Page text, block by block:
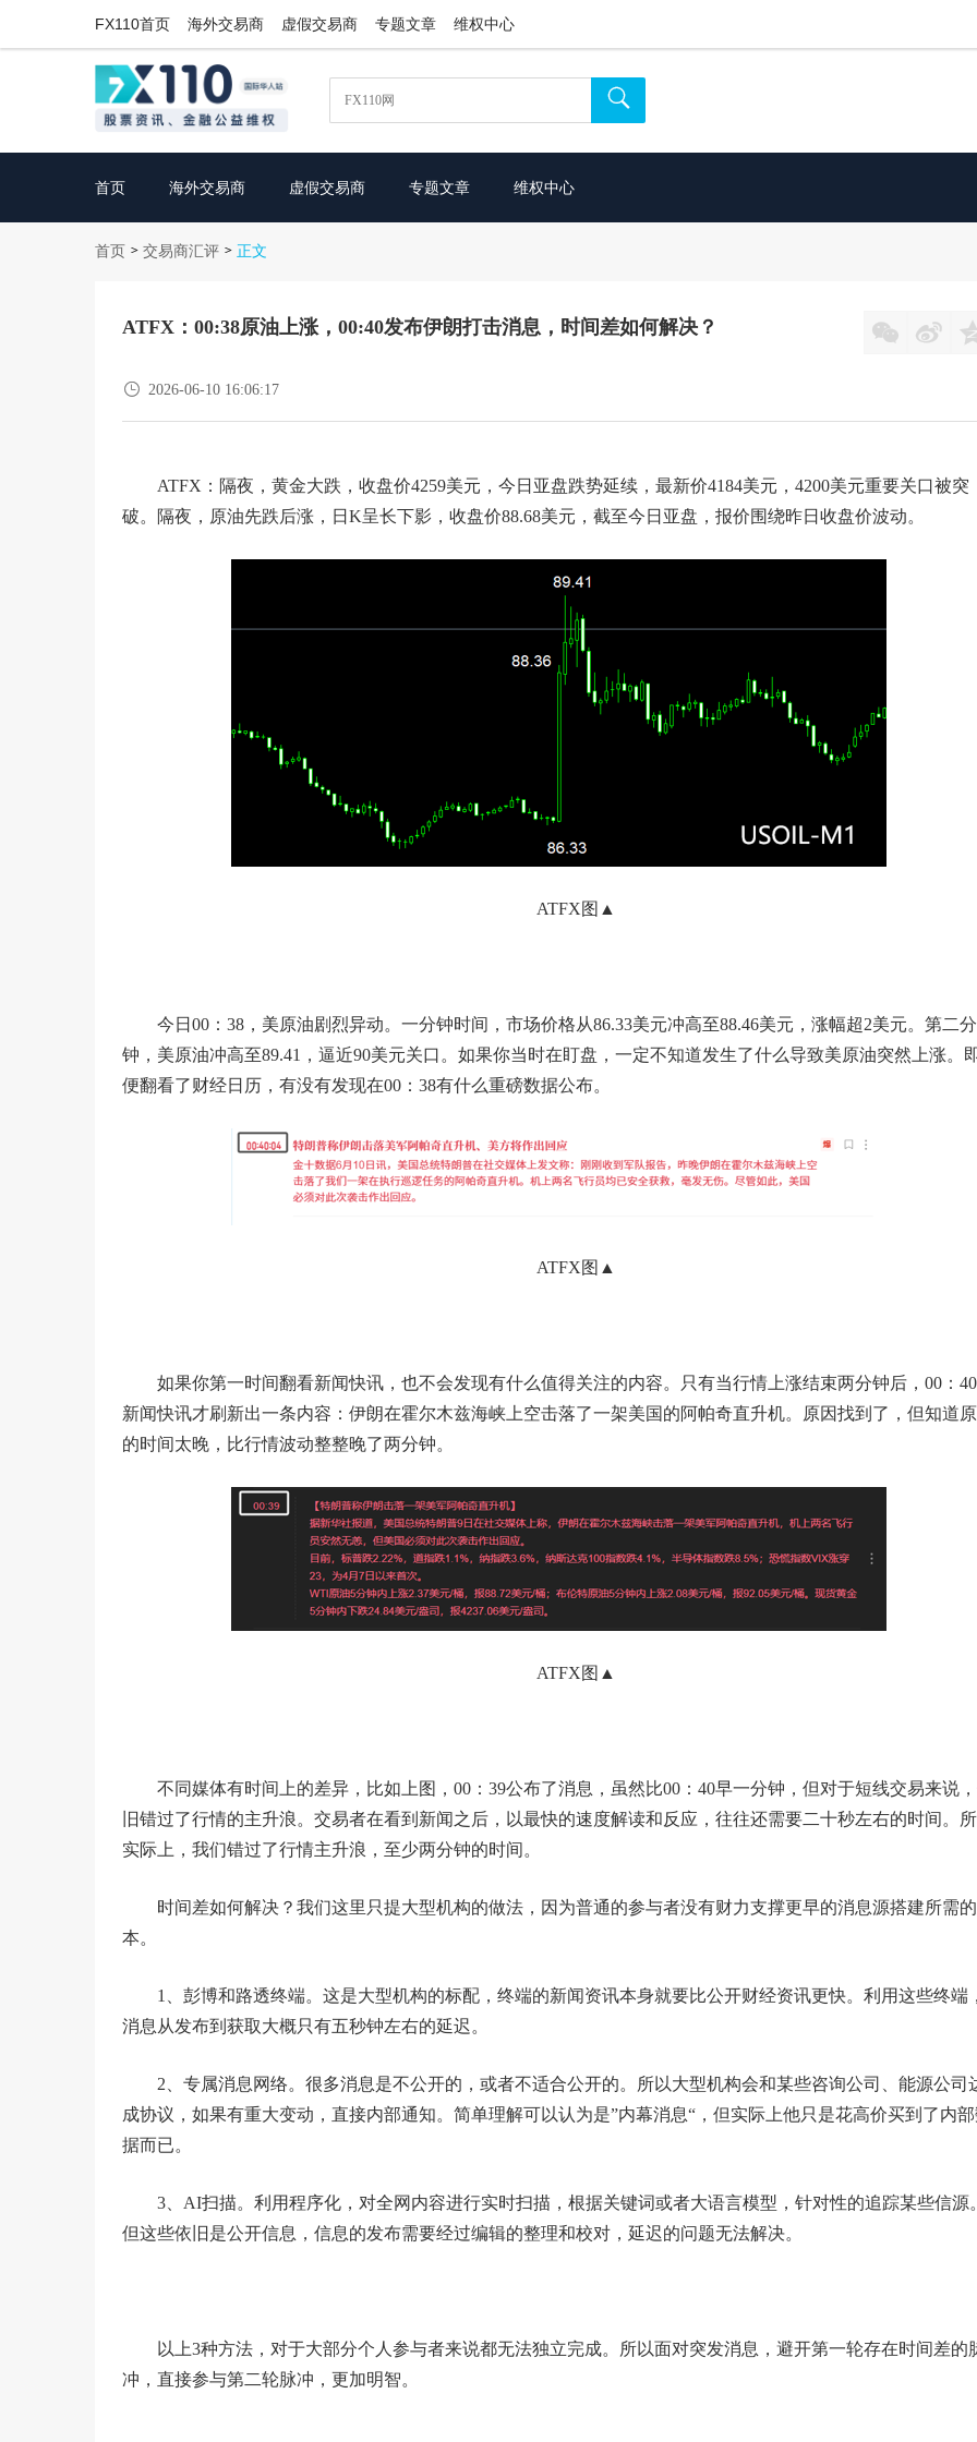
FX110首页 海外交易商 虚假交易商 专题文章 维权中心

首页 海外交易商 虚假交易商 专题文章 维权中心
首页 > 交易商汇评 > 正文
ATFX：00:38原油上涨，00:40发布伊朗打击消息，时间差如何解决？  
 2026-06-10 16:06:17
ATFX：隔夜，黄金大跌，收盘价4259美元，今日亚盘跌势延续，最新价4184美元，4200美元重要关口被突
破。隔夜，原油先跌后涨，日K呈长下影，收盘价88.68美元，截至今日亚盘，报价围绕昨日收盘价波动。
ATFX图▲
今日00：38，美原油剧烈异动。一分钟时间，市场价格从86.33美元冲高至88.46美元，涨幅超2美元。第二分
钟，美原油冲高至89.41，逼近90美元关口。如果你当时在盯盘，一定不知道发生了什么导致美原油突然上涨。
便翻看了财经日历，有没有发现在00：38有什么重磅数据公布。
ATFX图▲
如果你第一时间翻看新闻快讯，也不会发现有什么值得关注的内容。只有当行情上涨结束两分钟后，00：40
新闻快讯才刷新出一条内容：伊朗在霍尔木兹海峡上空击落了一架美国的阿帕奇直升机。原因找到了，但知道原
的时间太晚，比行情波动整整晚了两分钟。
ATFX图▲
不同媒体有时间上的差异，比如上图，00：39公布了消息，虽然比00：40早一分钟，但对于短线交易来说
旧错过了行情的主升浪。交易者在看到新闻之后，以最快的速度解读和反应，往往还需要二十秒左右的时间。
实际上，我们错过了行情主升浪，至少两分钟的时间。
时间差如何解决？我们这里只提大型机构的做法，因为普通的参与者没有财力支撑更早的消息源搭建所需
本。
1、彭博和路透终端。这是大型机构的标配，终端的新闻资讯本身就要比公开财经资讯更快。利用这些终端，
消息从发布到获取大概只有五秒钟左右的延迟。
2、专属消息网络。很多消息是不公开的，或者不适合公开的。所以大型机构会和某些咨询公司、能源公司
成协议，如果有重大变动，直接内部通知。简单理解可以认为是”内幕消息“，但实际上他只是花高价买到了内部
据而已。
3、AI扫描。利用程序化，对全网内容进行实时扫描，根据关键词或者大语言模型，针对性的追踪某些信源。
但这些依旧是公开信息，信息的发布需要经过编辑的整理和校对，延迟的问题无法解决。
以上3种方法，对于大部分个人参与者来说都无法独立完成。所以面对突发消息，避开第一轮存在时间差的
冲，直接参与第二轮脉冲，更加明智。